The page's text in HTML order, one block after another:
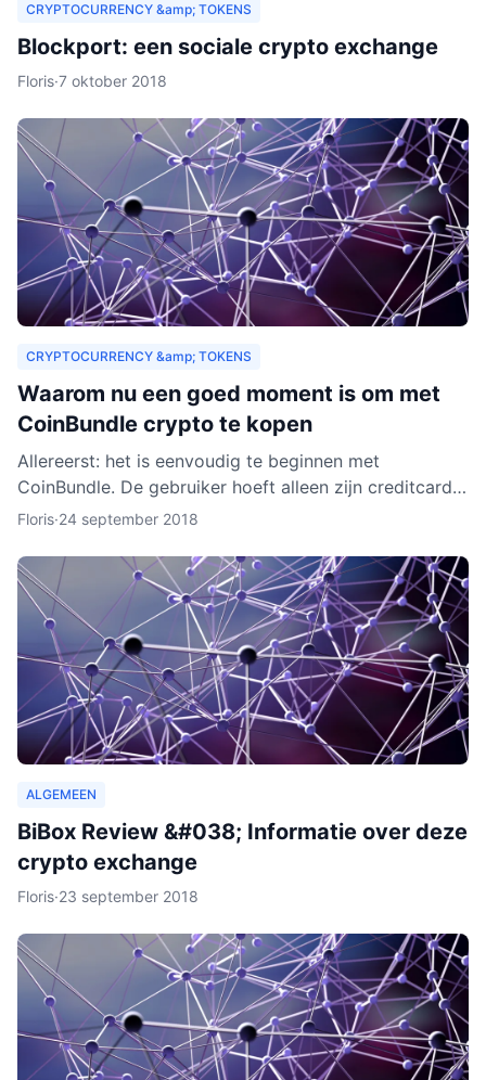
CRYPTOCURRENCY &amp; TOKENS
Blockport: een sociale crypto exchange
Floris·7 oktober 2018
CRYPTOCURRENCY &amp; TOKENS
Waarom nu een goed moment is om met
CoinBundle crypto te kopen
Allereerst: het is eenvoudig te beginnen met
CoinBundle. De gebruiker hoeft alleen zijn creditcard
te gebruiken of bankinformatie op te geven, een paar
Floris·24 september 2018
ALGEMEEN
BiBox Review &#038; Informatie over deze
crypto exchange
Floris·23 september 2018